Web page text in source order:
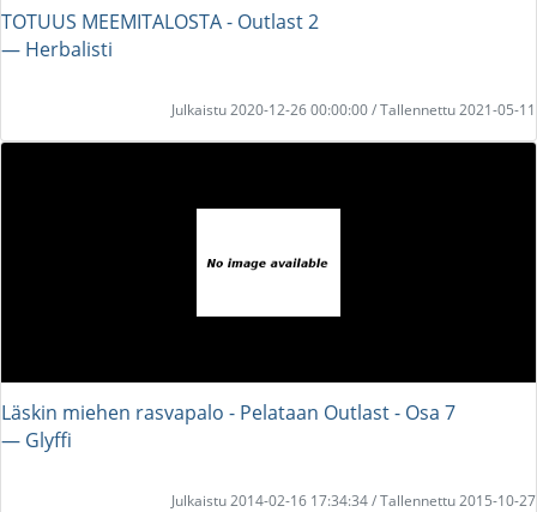
TOTUUS MEEMITALOSTA - Outlast 2
― Herbalisti
Julkaistu 2020-12-26 00:00:00 / Tallennettu 2021-05-11
Läskin miehen rasvapalo - Pelataan Outlast - Osa 7
― Glyffi
Julkaistu 2014-02-16 17:34:34 / Tallennettu 2015-10-27